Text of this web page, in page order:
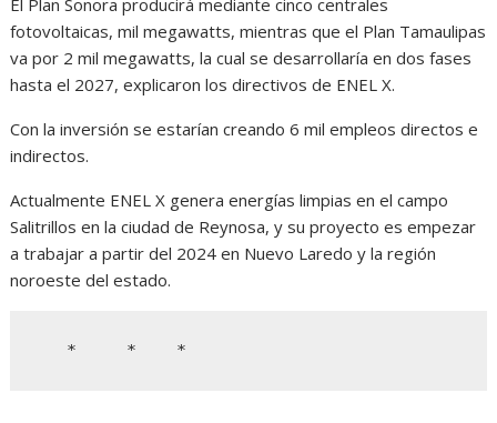
fotovoltaicas, mil megawatts, mientras que el Plan Tamaulipas
va por 2 mil megawatts, la cual se desarrollaría en dos fases
hasta el 2027, explicaron los directivos de ENEL X.
Con la inversión se estarían creando 6 mil empleos directos e
indirectos.
Actualmente ENEL X genera energías limpias en el campo
Salitrillos en la ciudad de Reynosa, y su proyecto es empezar
a trabajar a partir del 2024 en Nuevo Laredo y la región
noroeste del estado.
   *     *    *